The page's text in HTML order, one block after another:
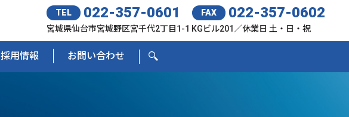
TEL 022-357-0601 FAX 022-357-0602
宮城県仙台市宮城野区宮千代2丁目1-1 KGビル201／休業日 土・日・祝
採用情報 お問い合わせ